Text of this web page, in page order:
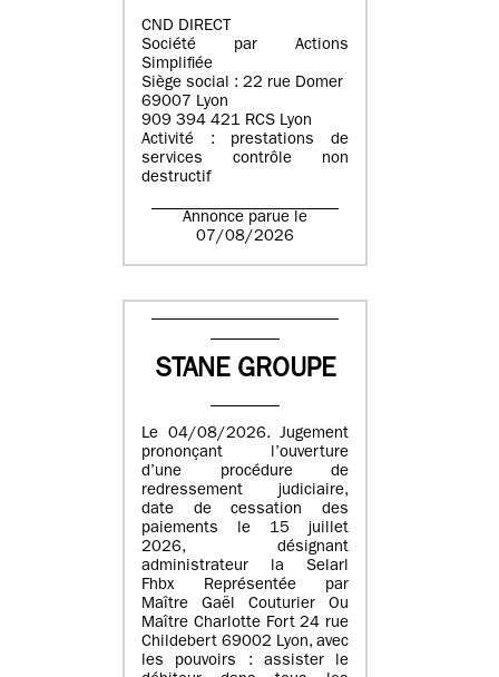
CND DIRECT
Société par Actions
Simplifiée
Siège social : 22 rue Domer
69007 Lyon
909 394 421 RCS Lyon
Activité : prestations de
services contrôle non
destructif
Annonce parue le
07/08/2026
STANE GROUPE
Le 04/08/2026. Jugement
prononçant l’ouverture
d’une procédure de
redressement judiciaire,
date de cessation des
paiements le 15 juillet
2026, désignant
administrateur la Selarl
Fhbx Représentée par
Maître Gaël Couturier Ou
Maître Charlotte Fort 24 rue
Childebert 69002 Lyon, avec
les pouvoirs : assister le